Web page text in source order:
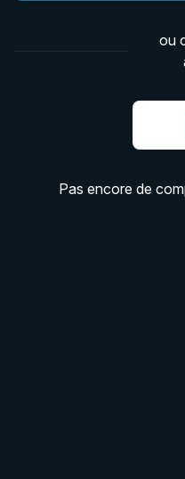
ou
Pas encore de